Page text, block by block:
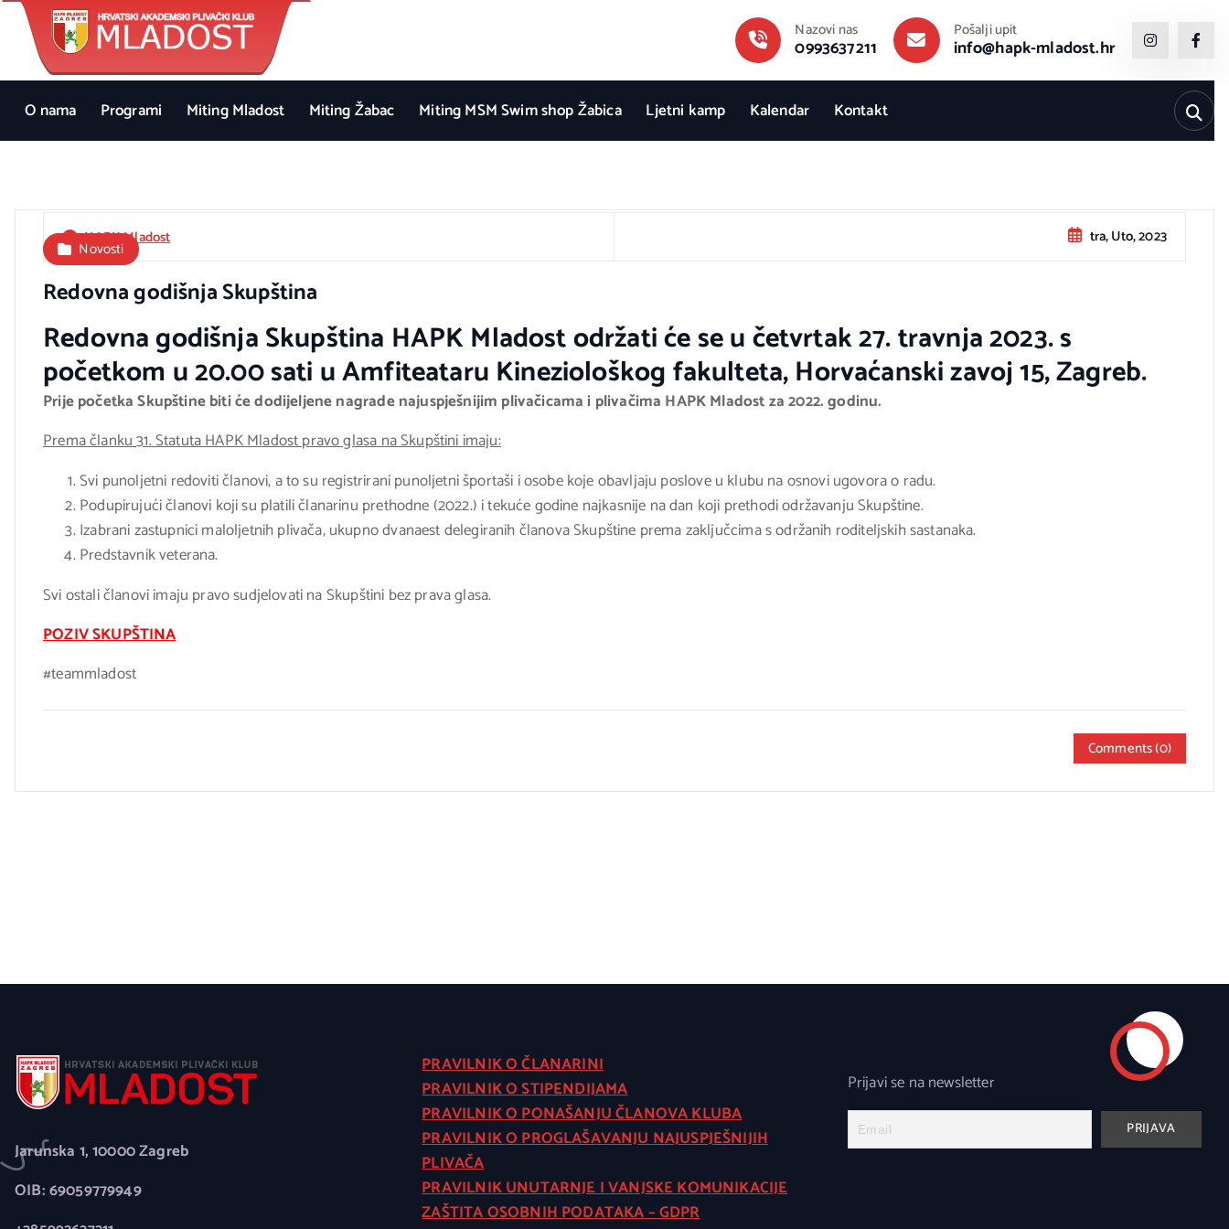
p
o
Nazovi nas
0993637211
Pošalji upit
info@hapk-mladost.hr
O nama Programi Miting Mladost Miting Žabac Miting MSM Swim shop Žabica Ljetni kamp Kalendar Kontakt
HAPK Mladost tra, Uto, 2023
Novosti
Redovna godišnja Skupština
Redovna godišnja Skupština HAPK Mladost održati će se u četvrtak 27. travnja 2023. s
početkom u 20.00 sati u Amfiteataru Kineziološkog fakulteta, Horvaćanski zavoj 15, Zagreb.
Prije početka Skupštine biti će dodijeljene nagrade najuspješnijim plivačicama i plivačima HAPK Mladost za 2022. godinu.
Prema članku 31. Statuta HAPK Mladost pravo glasa na Skupštini imaju:
Svi punoljetni redoviti članovi, a to su registrirani punoljetni športaši i osobe koje obavljaju poslove u klubu na osnovi ugovora o radu.
Podupirujući članovi koji su platili članarinu prethodne (2022.) i tekuće godine najkasnije na dan koji prethodi održavanju Skupštine.
Izabrani zastupnici maloljetnih plivača, ukupno dvanaest delegiranih članova Skupštine prema zaključcima s održanih roditeljskih sastanaka.
Predstavnik veterana.
Svi ostali članovi imaju pravo sudjelovati na Skupštini bez prava glasa.
POZIV SKUPŠTINA
#teammladost
Comments (0)
Jarunska 1, 10000 Zagreb
OIB: 69059779949
PRAVILNIK O ČLANARINI
PRAVILNIK O STIPENDIJAMA
PRAVILNIK O PONAŠANJU ČLANOVA KLUBA
PRAVILNIK O PROGLAŠAVANJU NAJUSPJEŠNIJIH
PLIVAČA
PRAVILNIK UNUTARNJE I VANJSKE KOMUNIKACIJE
ZAŠTITA OSOBNIH PODATAKA – GDPR
Prijavi se na newsletter